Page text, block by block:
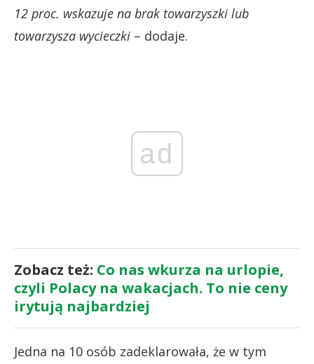
12 proc. wskazuje na brak towarzyszki lub
towarzysza wycieczki – dodaje.
ad
Zobacz też: Co nas wkurza na urlopie,
czyli Polacy na wakacjach. To nie ceny
irytują najbardziej
Jedna na 10 osób zadeklarowała, że w tym